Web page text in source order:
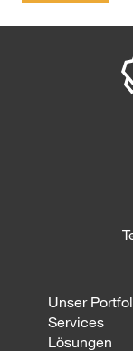
Unser
Services
Lösungen